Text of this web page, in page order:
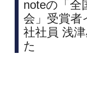
noteの「全
会」受賞者
社社員 浅
た